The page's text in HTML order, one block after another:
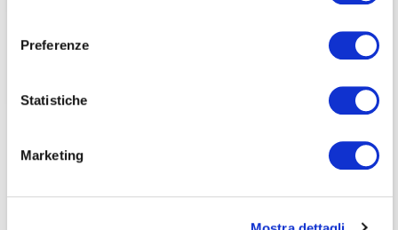
Preferenze
Statistiche
Marketing
Password dimenticata?
fare cliccando qui.